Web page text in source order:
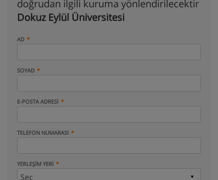
doğrudan ilgili kuruma yönlendirilecektir
Dokuz Eylül Üniversitesi
AD
SOYAD
E-POSTA ADRESI
TELEFON NUMARASI
YERLEŞIM YERI